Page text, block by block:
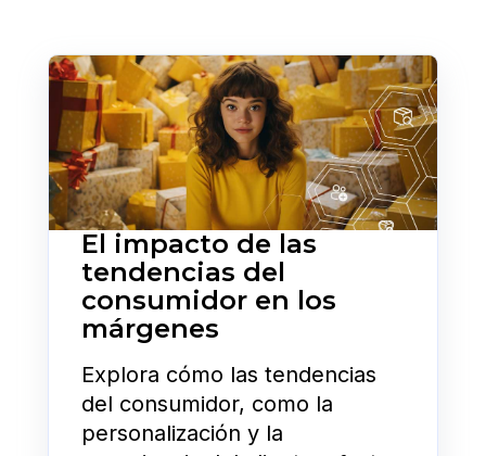
El impacto de las
tendencias del
consumidor en los
márgenes
Explora cómo las tendencias
del consumidor, como la
personalización y la